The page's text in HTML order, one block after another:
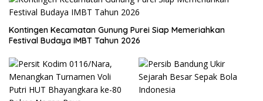
Kontingen Kecamatan Gunung Purei Siap Memeriahkan
Festival Budaya IMBT Tahun 2026